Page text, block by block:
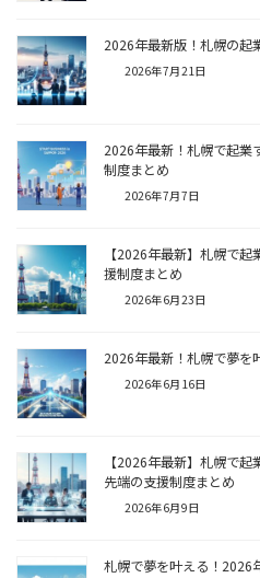
2026年最新版！札幌の起
2026年7月21日
2026年最新！札幌で起業
制度まとめ
2026年7月7日
【2026年最新】札幌で
援制度まとめ
2026年6月23日
2026年最新！札幌で夢を
2026年6月16日
【2026年最新】札幌で
先端の支援制度まとめ
2026年6月9日
札幌で夢を叶える！2026